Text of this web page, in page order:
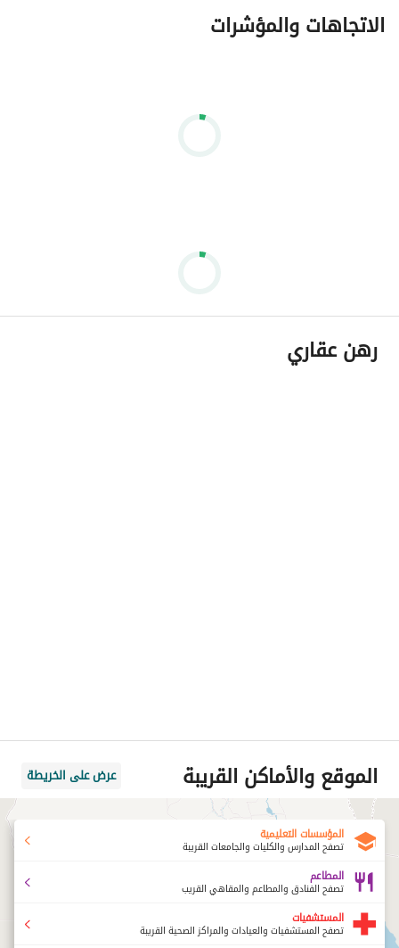
الاتجاهات والمؤشرات
رهن عقاري
الموقع والأماكن القريبة عرض على الخريطة
المؤسسات التعليمية
تصفح المدارس والكليات والجامعات القريبة
المطاعم
تصفح الفنادق والمطاعم والمقاهي القريب
المستشفيات
تصفح المستشفيات والعيادات والمراكز الصحية القريبة